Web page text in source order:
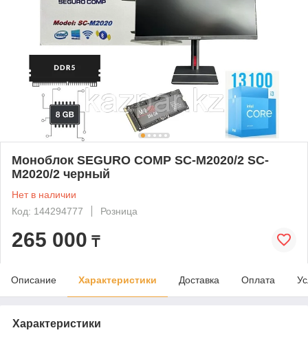
Моноблок SEGURO COMP SC-M2020/2 SC-
M2020/2 черный
Нет в наличии
Код: 144294777
Розница
265 000 ₸
Описание Характеристики Доставка Оплата
Характеристики